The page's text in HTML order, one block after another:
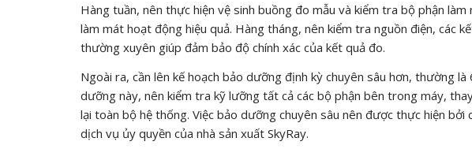
Hàng tuần, nên thực hiện vệ sinh buồng đo mẫu và kiểm tra bộ phận
làm mát hoạt động hiệu quả. Hàng tháng, nên kiểm tra nguồn điện, các
thường xuyên giúp đảm bảo độ chính xác của kết quả đo.
Ngoài ra, cần lên kế hoạch bảo dưỡng định kỳ chuyên sâu hơn, thường
dưỡng này, nên kiểm tra kỹ lưỡng tất cả các bộ phận bên trong máy,
lại toàn bộ hệ thống. Việc bảo dưỡng chuyên sâu nên được thực hiện bởi
dịch vụ ủy quyền của nhà sản xuất SkyRay.